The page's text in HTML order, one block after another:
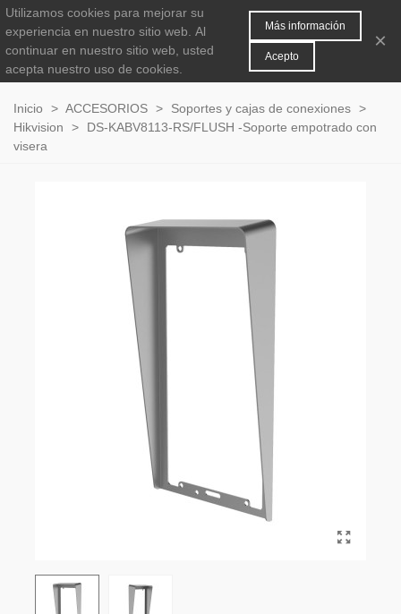
0
Inicio > ACCESORIOS > Soportes y cajas de conexiones >
Hikvision
>
DS-KABV8113-RS/FLUSH -Soporte empotrado con
visera
Utilizamos cookies para mejorar su
experiencia en nuestro sitio web. Al
continuar en nuestro sitio web, usted
acepta nuestro uso de cookies.
Más información
Acepto
×